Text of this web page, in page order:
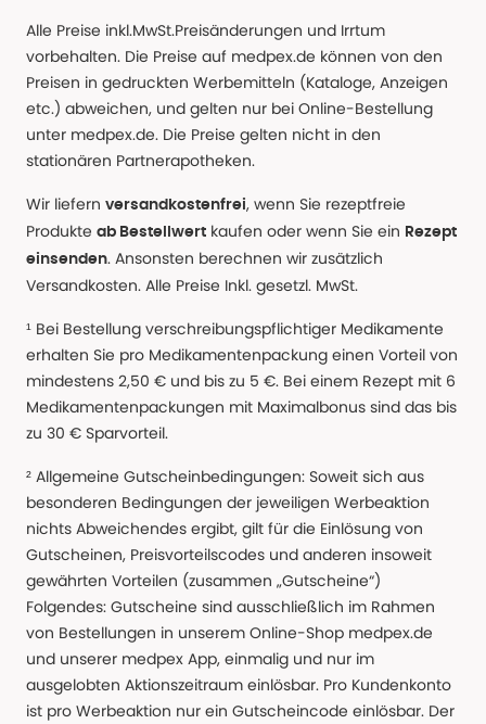
Alle Preise inkl.MwSt.Preisänderungen und Irrtum
vorbehalten. Die Preise auf medpex.de können von den
Preisen in gedruckten Werbemitteln (Kataloge, Anzeigen
etc.) abweichen, und gelten nur bei Online-Bestellung
unter medpex.de. Die Preise gelten nicht in den
stationären Partnerapotheken.
Wir liefern versandkostenfrei, wenn Sie rezeptfreie
Produkte ab Bestellwert kaufen oder wenn Sie ein Rezept
einsenden. Ansonsten berechnen wir zusätzlich
Versandkosten. Alle Preise Inkl. gesetzl. MwSt.
¹ Bei Bestellung verschreibungspflichtiger Medikamente
erhalten Sie pro Medikamentenpackung einen Vorteil von
mindestens 2,50 € und bis zu 5 €. Bei einem Rezept mit 6
Medikamentenpackungen mit Maximalbonus sind das bis
zu 30 € Sparvorteil.
² Allgemeine Gutscheinbedingungen: Soweit sich aus
besonderen Bedingungen der jeweiligen Werbeaktion
nichts Abweichendes ergibt, gilt für die Einlösung von
Gutscheinen, Preisvorteilscodes und anderen insoweit
gewährten Vorteilen (zusammen „Gutscheine“)
Folgendes: Gutscheine sind ausschließlich im Rahmen
von Bestellungen in unserem Online-Shop medpex.de
und unserer medpex App, einmalig und nur im
ausgelobten Aktionszeitraum einlösbar. Pro Kundenkonto
ist pro Werbeaktion nur ein Gutscheincode einlösbar. Der